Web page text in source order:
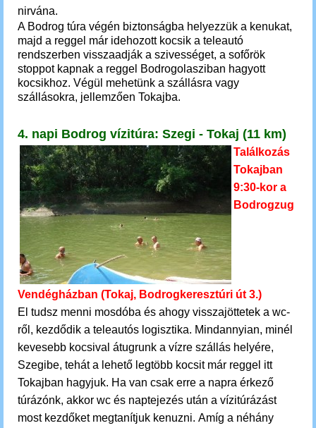
nirvána.
A Bodrog túra végén biztonságba helyezzük a kenukat,
majd a reggel már idehozott kocsik a teleautó
rendszerben visszaadják a szivességet, a sofőrök
stoppot kapnak a reggel Bodrogolasziban hagyott
kocsikhoz. Végül mehetünk a szállásra vagy
szállásokra, jellemzően Tokajba.
4. napi Bodrog vízitúra: Szegi - Tokaj (11 km)
Találkozás
Tokajban
9:30-kor a
Bodrogzug
Vendégházban (Tokaj, Bodrogkeresztúri út 3.)
El tudsz menni mosdóba és ahogy visszajöttetek a wc-
ről, kezdődik a teleautós ogisztika. Mindannyian, minél
kevesebb kocsival átugrunk a vízre szállás helyére,
Szegibe, tehát a lehető legtöbb kocsit már reggel itt
Tokajban hagyjuk. Ha van csak erre a napra érkező
túrázónk, akkor wc és naptejezés után a vízitúrázást
most kezdőket megtanítjuk kenuzni. Amíg a néhány